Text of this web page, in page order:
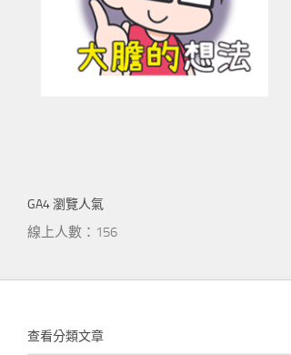
GA4 瀏覽人氣
線上人數：156
查看分類文章